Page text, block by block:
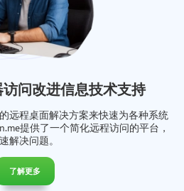
问改进信息技术支持
远程桌面解决方案来快速为各种系统
提供了一个简化远程访问的平台，
解决问题。
了解更多